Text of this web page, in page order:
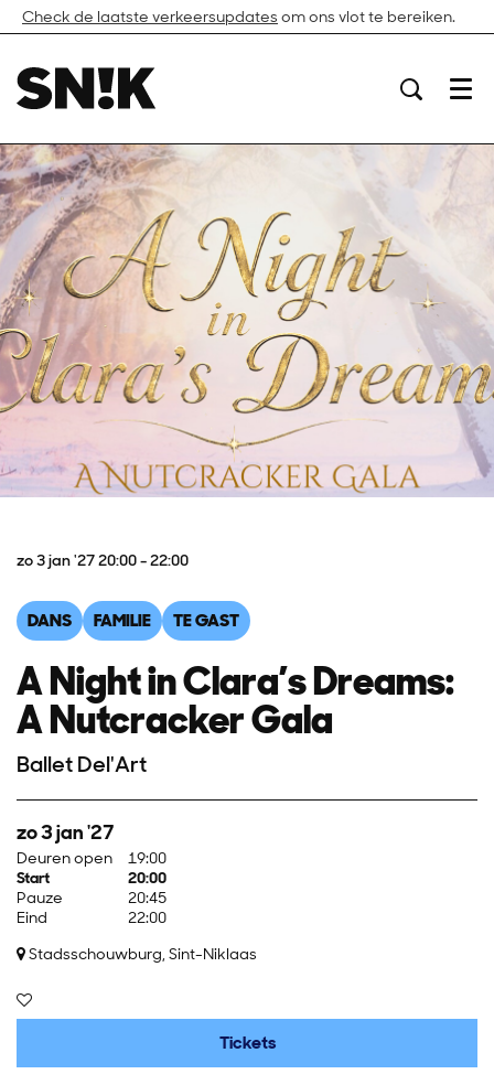
Check de laatste verkeersupdates om ons vlot te bereiken.
Menu
DANS FAMILIE TE GAST
A Night in Clara’s Dreams:
A Nutcracker Gala
Ballet Del'Art
zo 3 jan '2720:00 - 22:00
zo 3 jan '27
Deuren open
19:00
Start
20:00
Pauze
20:45
Eind
22:00
Stadsschouwburg, Sint-Niklaas
Tickets